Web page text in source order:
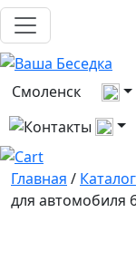
Смоленск
Главная / Каталог
для автомобиля